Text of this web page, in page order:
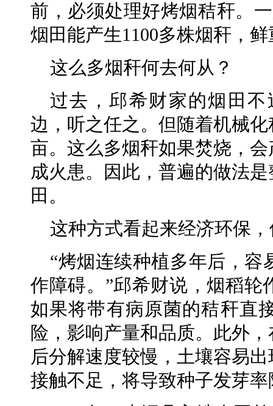
前，必须处理好烤烟秸秆。
烟田能产生1100多株烟秆，
这么多烟秆何去何从？
过去，邱希财家的烟田
边，听之任之。但随着机械
亩。这么多烟秆如果焚烧，
成火患。因此，普遍的做法
田。
这种方式看起来经济环保
“烤烟连续种植多年后，
作障碍。”邱希财说，烟稻轮
如果将带有病原菌的秸秆直
险，影响产量和品质。此外
后分解速度较慢，土壤容易
接触不足，将导致种子发芽